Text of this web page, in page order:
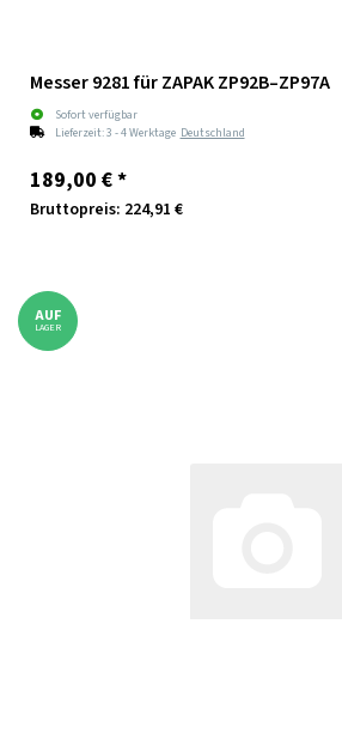
Messer 9281 für ZAPAK ZP92B–ZP97A
Sofort verfügbar
Lieferzeit:3 - 4 Werktage Deutschland
189,00 €*
Bruttopreis: 224,91 €
AUF
LAGER